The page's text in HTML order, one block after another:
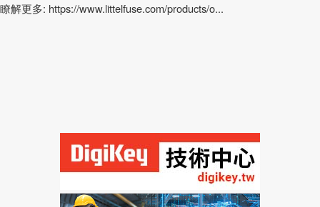
瞭解更多: https://www.littelfuse.com/products/o...